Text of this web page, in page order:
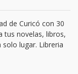
de Curicó con 30
tus novelas, libros,
lugar. Libreria